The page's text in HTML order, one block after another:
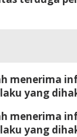
menerima
yang
menerima
yang